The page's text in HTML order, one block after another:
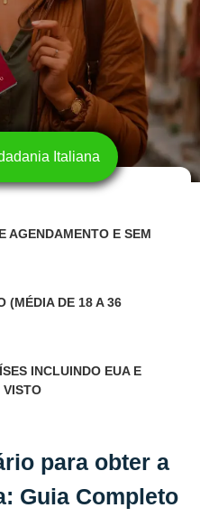
Italiana
AGENDAMENTO E SEM
(MÉDIA DE 18 A 36
INCLUINDO EUA E
VISTO
para obter a
Guia Completo